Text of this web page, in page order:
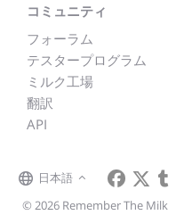
コミュニティ
フォーラム
テスタープログラム
ミルク工場
翻訳
API
日本語
© 2026 Remember The Milk